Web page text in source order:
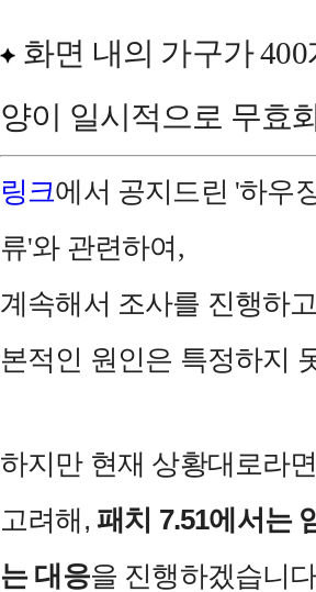
화면 내의 가구가
양이 일시적으로 무효
링크에서 공지드린 '하우
류'와 관련하여,
계속해서 조사를 진행하
본적인 원인은 특정하지
하지만 현재 상황대로라
고려해, 패치 7.51에서는
는 대응을 진행하겠습니